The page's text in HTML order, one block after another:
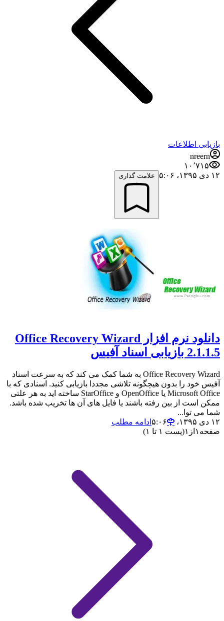
بازیابی اطلاعات
nreern
۱۰٬۷۱۵
۱۲ دی ۱۳۹۵،‏ ۵:۰۶
علامت گذاری
دانلود نرم افزار Office Recovery Wizard
2.1.1.5 بازیابی اسناد آفیس
Office Recovery Wizard به شما کمک می کند که به سرعت اسناد
آفیس خود را بدون هیچگونه تلاشی مجددا بازیابی کنید. اسنادی که با
Microsoft Office یا OpenOffice و StarOffice ساخته اید به هر علتی
ممکن است از بین رفته باشند یا فایل های آن ها تخریب شده باشد.
شما می توا...
۱۲ دی ۱۳۹۵،‏ ۵:۰۶
ادامه مطلب
صفحه ۱ از ۱(پست ۱ تا ۱)